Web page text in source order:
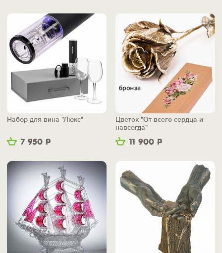
7 950 Р
Набор для вина "Люкс"
11 900 Р
Цветок "От всего сердца и
навсегда"